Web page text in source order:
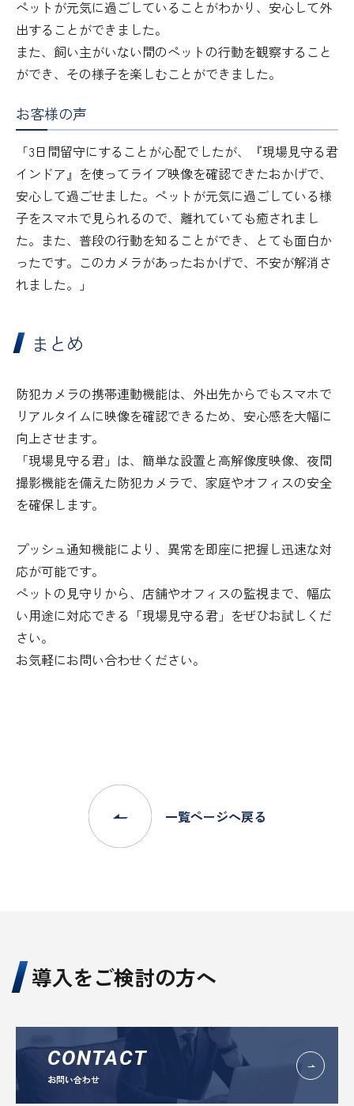
ペットが元気に過ごしていることがわかり、安心して外
出することができました。
また、飼い主がいない間のペットの行動を観察すること
ができ、その様子を楽しむことができました。
お客様の声
「3日間留守にすることが心配でしたが、『現場見守る君
インドア』を使ってライブ映像を確認できたおかげで、
安心して過ごせました。ペットが元気に過ごしている様
子をスマホで見られるので、離れていても癒されまし
た。また、普段の行動を知ることができ、とても面白か
ったです。このカメラがあったおかげで、不安が解消さ
れました。」
まとめ
防犯カメラの携帯連動機能は、外出先からでもスマホで
リアルタイムに映像を確認できるため、安心感を大幅に
向上させます。
「現場見守る君」は、簡単な設置と高解像度映像、夜間
撮影機能を備えた防犯カメラで、家庭やオフィスの安全
を確保します。
プッシュ通知機能により、異常を即座に把握し迅速な対
応が可能です。
ペットの見守りから、店舗やオフィスの監視まで、幅広
い用途に対応できる「現場見守る君」をぜひお試しくだ
さい。
お気軽にお問い合わせください。
一覧ページへ戻る
導入をご検討の方へ
CONTACT
お問い合わせ